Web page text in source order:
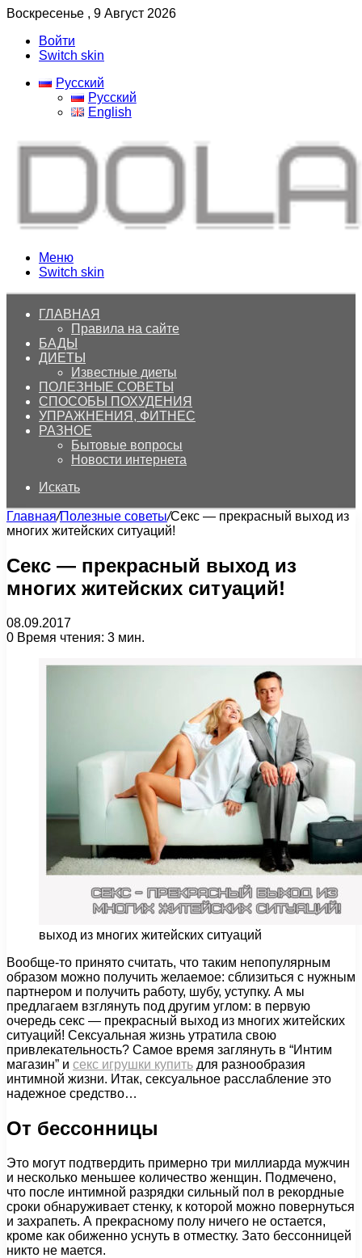
Воскресенье , 9 Август 2026
Войти
Switch skin
Русский
Русский
English
Меню
Switch skin
ГЛАВНАЯ
Правила на сайте
БАДЫ
ДИЕТЫ
Известные диеты
ПОЛЕЗНЫЕ СОВЕТЫ
СПОСОБЫ ПОХУДЕНИЯ
УПРАЖНЕНИЯ, ФИТНЕС
РАЗНОЕ
Бытовые вопросы
Новости интернета
Искать
Главная/Полезные советы/Секс — прекрасный выход из
многих житейских ситуаций!
Секс — прекрасный выход из
многих житейских ситуаций!
08.09.2017
0 Время чтения: 3 мин.
выход из многих житейских ситуаций
Вообще-то принято считать, что таким непопулярным
образом можно получить желаемое: сблизиться с нужным
партнером и получить работу, шубу, уступку. А мы
предлагаем взглянуть под другим углом: в первую
очередь секс — прекрасный выход из многих житейских
ситуаций! Сексуальная жизнь утратила свою
привлекательность? Самое время заглянуть в “Интим
магазин” и секс игрушки купить для разнообразия
интимной жизни. Итак, сексуальное расслабление это
надежное средство…
От бессонницы
Это могут подтвердить примерно три миллиарда мужчин
и несколько меньшее количество женщин. Подмечено,
что после интимной разрядки сильный пол в рекордные
сроки обнаруживает стенку, к которой можно повернуться
и захрапеть. А прекрасному полу ничего не остается,
кроме как обиженно уснуть в отместку. Зато бессонницей
никто не мается.